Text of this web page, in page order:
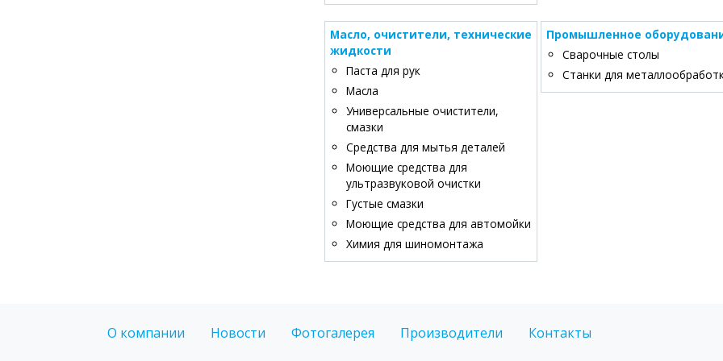
Масло, очистители, технические
жидкости
Паста для рук
Масла
Универсальные очистители,
смазки
Средства для мытья деталей
Моющие средства для
ультразвуковой очистки
Густые смазки
Моющие средства для автомойки
Химия для шиномонтажа
Промышленное
Сварочные столы
Станки для
О компании Новости Фотогалерея Производители Контакты